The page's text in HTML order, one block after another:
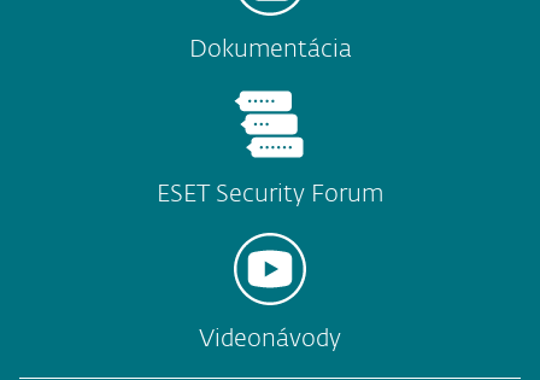
Dokumentácia
ESET Security Forum
Videonávody